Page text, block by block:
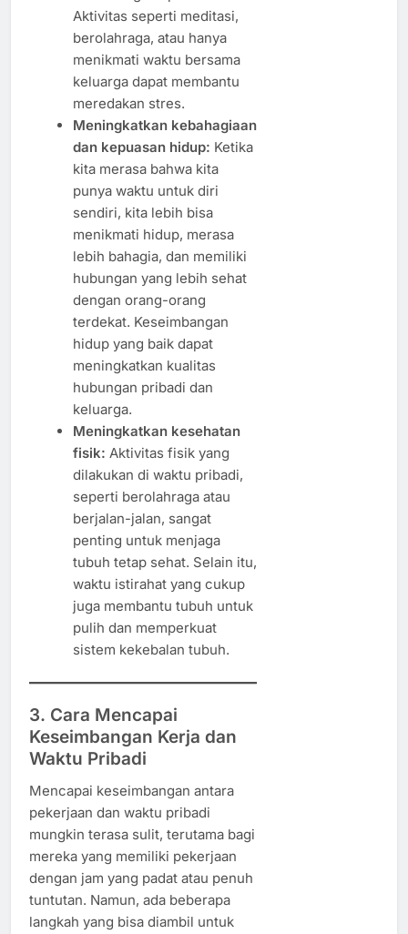
Aktivitas seperti meditasi,
berolahraga, atau hanya
menikmati waktu bersama
keluarga dapat membantu
meredakan stres.
Meningkatkan kebahagiaan
dan kepuasan hidup: Ketika
kita merasa bahwa kita
punya waktu untuk diri
sendiri, kita lebih bisa
menikmati hidup, merasa
lebih bahagia, dan memiliki
hubungan yang lebih sehat
dengan orang-orang
terdekat. Keseimbangan
hidup yang baik dapat
meningkatkan kualitas
hubungan pribadi dan
keluarga.
Meningkatkan kesehatan
fisik: Aktivitas fisik yang
dilakukan di waktu pribadi,
seperti berolahraga atau
berjalan-jalan, sangat
penting untuk menjaga
tubuh tetap sehat. Selain itu,
waktu istirahat yang cukup
juga membantu tubuh untuk
pulih dan memperkuat
sistem kekebalan tubuh.
3. Cara Mencapai
Keseimbangan Kerja dan
Waktu Pribadi
Mencapai keseimbangan antara
pekerjaan dan waktu pribadi
mungkin terasa sulit, terutama bagi
mereka yang memiliki pekerjaan
dengan jam yang padat atau penuh
tuntutan. Namun, ada beberapa
langkah yang bisa diambil untuk